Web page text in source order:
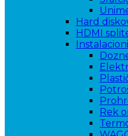
Hard
HDMI
Rek